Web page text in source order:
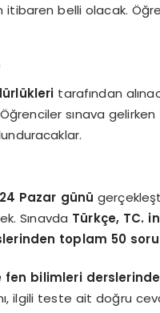
itibaren belli olacak.
tarafından
sınava gelirken
Pazar günü
Sınavda Türkçe, TC.
toplam 50 soru
bilimleri
teste ait doğru